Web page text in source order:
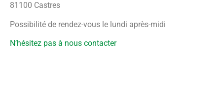
81100 Castres
Possibilité de rendez-vous le lundi après-midi
N’hésitez pas à nous contacter